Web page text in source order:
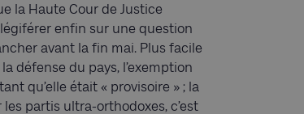
la Haute Cour de Justice
enfin sur une question
avant la fin mai. Plus facile
défense du pays, l’exemption
qu’elle était « provisoire » ; la
partis ultra-orthodoxes, c’est